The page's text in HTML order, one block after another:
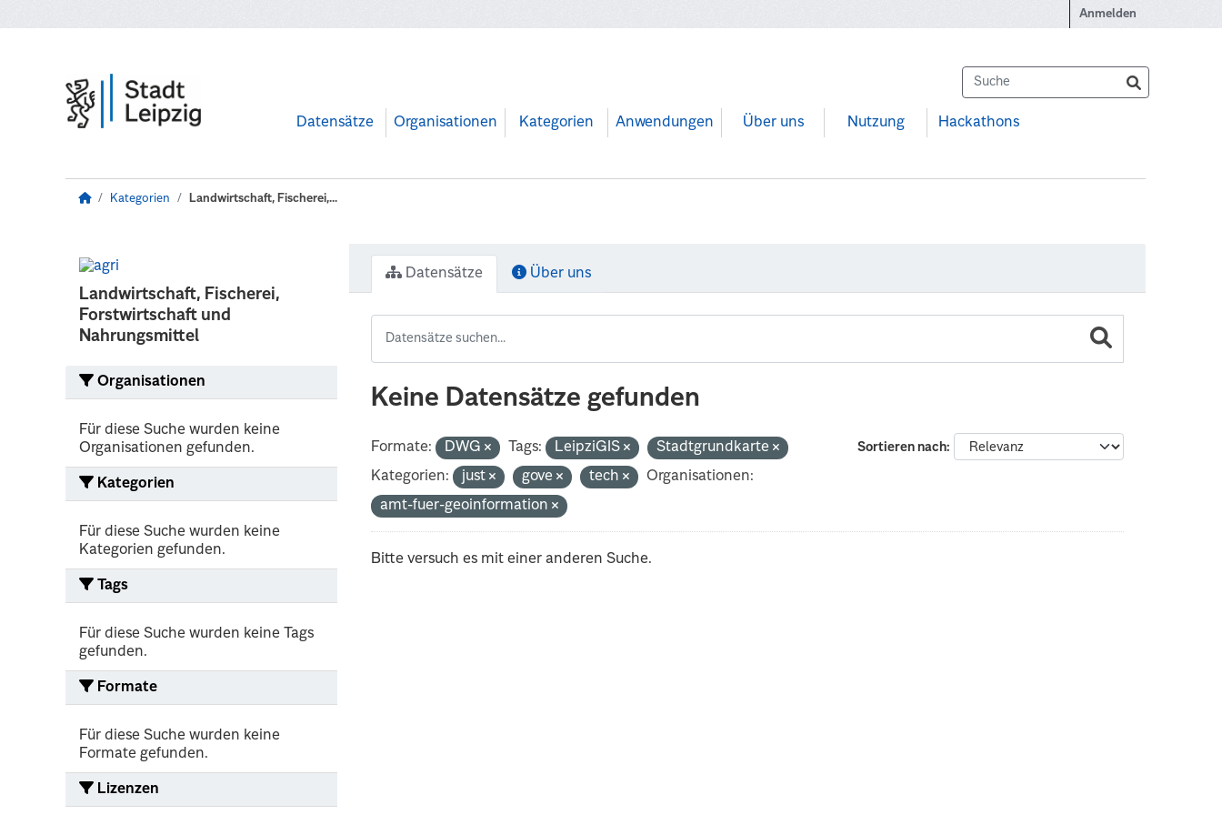
Anmelden
Datensätze Organisationen Kategorien Anwendungen Über uns Nutzung Hackathons
Kategorien Landwirtschaft, Fischerei,...
Landwirtschaft, Fischerei,
Forstwirtschaft und
Nahrungsmittel
Organisationen
Für diese Suche wurden keine
Organisationen gefunden.
Kategorien
Für diese Suche wurden keine
Kategorien gefunden.
Tags
Für diese Suche wurden keine Tags
gefunden.
Formate
Für diese Suche wurden keine
Formate gefunden.
Lizenzen
Datensätze Über uns
Keine Datensätze gefunden
Sortieren nach
Formate: DWG Tags: LeipziGIS
Stadtgrundkarte
Kategorien:
just gove tech
Organisationen:
amt-fuer-geoinformation
Bitte versuch es mit einer anderen Suche.